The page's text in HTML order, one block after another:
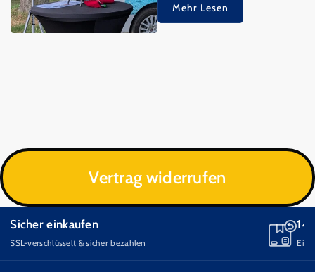
Mehr Lesen
Vertrag widerrufen
14 Tage Rückgabe
Einfach & unkompliziert zurückschicken